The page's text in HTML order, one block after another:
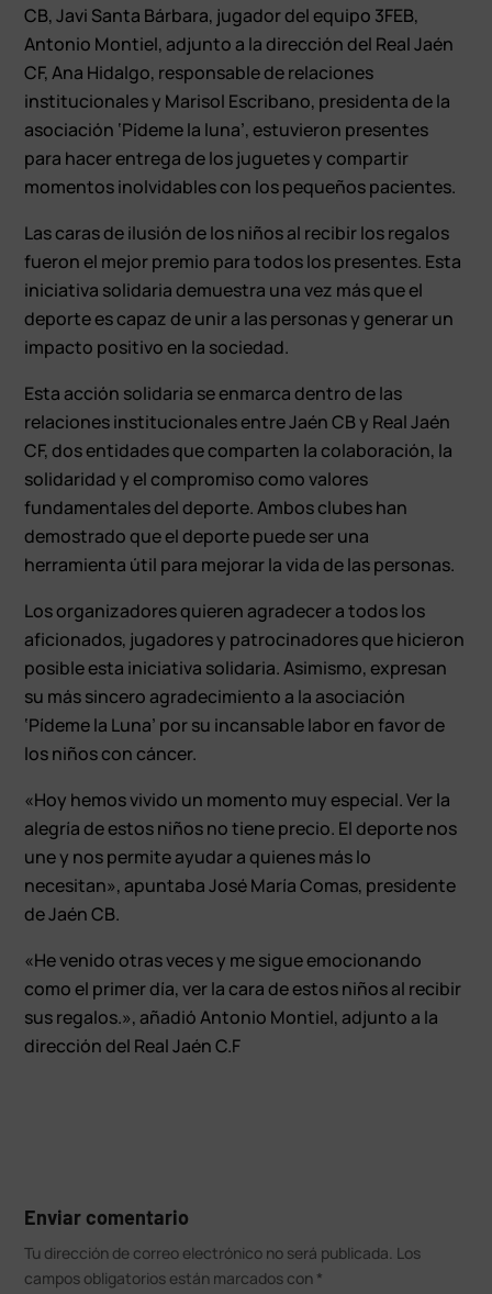
CB, Javi Santa Bárbara, jugador del equipo 3FEB,
Antonio Montiel, adjunto a la dirección del Real Jaén
CF, Ana Hidalgo, responsable de relaciones
institucionales y Marisol Escribano, presidenta de la
asociación ‘Pídeme la luna’, estuvieron presentes
para hacer entrega de los juguetes y compartir
momentos inolvidables con los pequeños pacientes.
Las caras de ilusión de los niños al recibir los regalos
fueron el mejor premio para todos los presentes. Esta
iniciativa solidaria demuestra una vez más que el
deporte es capaz de unir a las personas y generar un
impacto positivo en la sociedad.
Esta acción solidaria se enmarca dentro de las
relaciones institucionales entre Jaén CB y Real Jaén
CF, dos entidades que comparten la colaboración, la
solidaridad y el compromiso como valores
fundamentales del deporte. Ambos clubes han
demostrado que el deporte puede ser una
herramienta útil para mejorar la vida de las personas.
Los organizadores quieren agradecer a todos los
aficionados, jugadores y patrocinadores que hicieron
posible esta iniciativa solidaria. Asimismo, expresan
su más sincero agradecimiento a la asociación
‘Pídeme la Luna’ por su incansable labor en favor de
los niños con cáncer.
«Hoy hemos vivido un momento muy especial. Ver la
alegría de estos niños no tiene precio. El deporte nos
une y nos permite ayudar a quienes más lo
necesitan», apuntaba José María Comas, presidente
de Jaén CB.
«He venido otras veces y me sigue emocionando
como el primer día, ver la cara de estos niños al recibir
sus regalos.», añadió Antonio Montiel, adjunto a la
dirección del Real Jaén C.F
Enviar comentario
Tu dirección de correo electrónico no será publicada. Los
campos obligatorios están marcados con *